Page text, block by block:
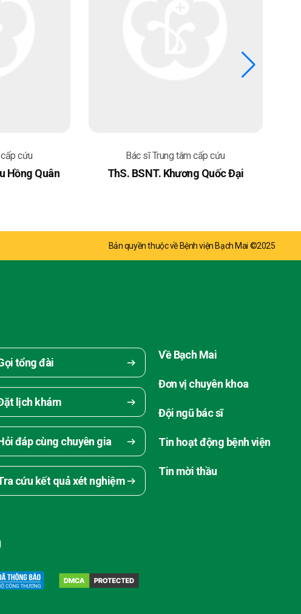
cứu
Hồng Quân
Bác sĩ Trung tâm cấp cứu
ThS. BSNT. Khương Quốc Đại
Bản quyền thuộc về Bệnh viện Bạch Mai ©2025
tổng đài
lịch khám
đáp cùng chuyên gia
cứu kết quả xét nghiệm
Về Bạch Mai
Đơn vị chuyên khoa
Đội ngũ bác sĩ
Tin hoạt động bệnh viện
Tin mời thầu